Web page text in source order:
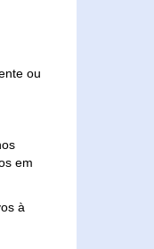
ou
em
à